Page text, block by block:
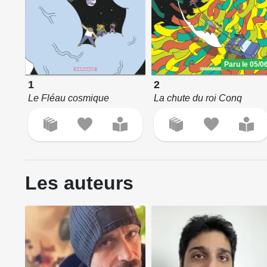
1
Le Fléau cosmique
Paru le 05/
2
La chute du roi Conq
Les auteurs